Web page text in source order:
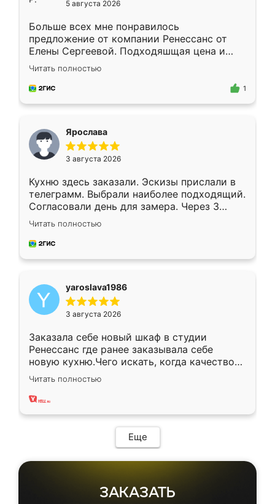
5 августа 2026
Больше всех мне понравилось
предложение от компании Ренессанс от
Елены Сергеевой. Подходяшщая цена и
короткие сроки изготовления. Приехавший
для замера сотрудник Владислав
предложил по моему эскизу самый
Читать полностью
1
Ярослава
3 августа 2026
Кухню здесь заказали. Эскизы прислали в
телеграмм. Выбрали наиболее подходящий.
Согласовали день для замера. Через 3
недели кухня была уже готова. Остались
довольны работой. Спасибо Ренессанс
мебель за качественную работу!
Читать полностью
yaroslava1986
3 августа 2026
Заказала себе новый шкаф в студии
Ренессанс где ранее заказывала себе
новую кухню.Чего искать, когда качеством
вполне довольна. Служит кухня уже почти
два года, нареканий нет.
Читать полностью
Еще
ЗАКАЗАТЬ